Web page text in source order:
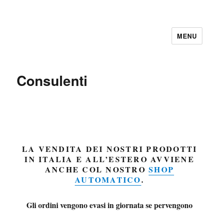
MENU
Consulenti
LA VENDITA DEI NOSTRI PRODOTTI
IN ITALIA E ALL’ESTERO AVVIENE
ANCHE COL NOSTROSHOP
AUTOMATICO.
Gli ordini vengono evasi in giornata se pervengono